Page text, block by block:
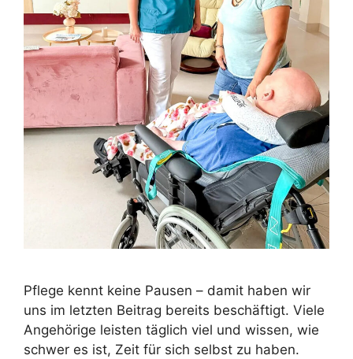
Pflege kennt keine Pausen – damit haben wir
uns im letzten Beitrag bereits beschäftigt. Viele
Angehörige leisten täglich viel und wissen, wie
schwer es ist, Zeit für sich selbst zu haben.